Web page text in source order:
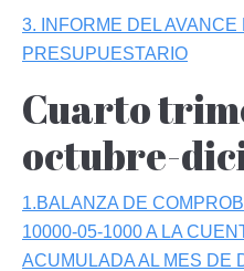
3. INFORME DEL
PRESUPUESTARIO
Cuarto
octubre-
1.BALANZA DE
10000-05-1000 A LA
ACUMULADA AL MES DE